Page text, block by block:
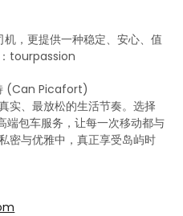
，更提供一种稳定、安心、值
tourpassion
(Can Picafort)
实、最放松的生活节奏。选择
端包车服务，让每一次移动都与
密与优雅中，真正享受岛屿时